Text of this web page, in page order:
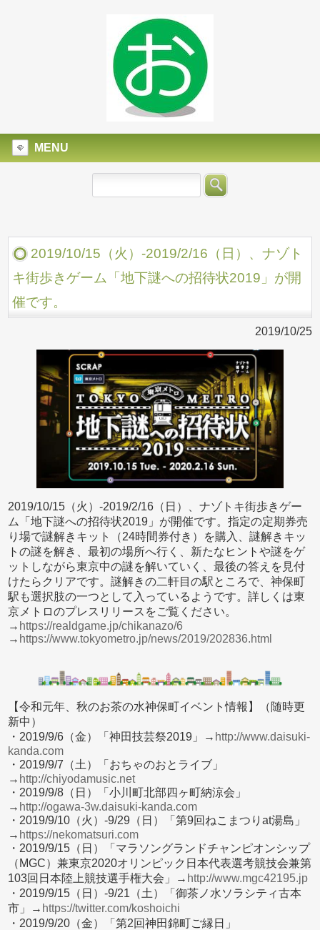
MENU
2019/10/15（火）-2019/2/16（日）、ナゾト
キ街歩きゲーム「地下謎への招待状2019」が開
催です。
2019/10/25
2019/10/15（火）-2019/2/16（日）、ナゾトキ街歩きゲー
ム「地下謎への招待状2019」が開催です。指定の定期券売
り場で謎解きキット（24時間券付き）を購入、謎解きキッ
トの謎を解き、最初の場所へ行く、新たなヒントや謎をゲ
ットしながら東京中の謎を解いていく、最後の答えを見付
けたらクリアです。謎解きの二軒目の駅ところで、神保町
駅も選択肢の一つとして入っているようです。詳しくは東
京メトロのプレスリリースをご覧ください。
→ https://realdgame.jp/chikanazo/6
→ https://www.tokyometro.jp/news/2019/202836.html
【令和元年、秋のお茶の水神保町イベント情報】（随時更
新中）
・2019/9/6（金）「神田技芸祭2019」→ http://www.daisuki-
kanda.com
・2019/9/7（土）「おちゃのおとライブ」
→ http://chiyodamusic.net
・2019/9/8（日）「小川町北部四ヶ町納涼会」
→ http://ogawa-3w.daisuki-kanda.com
・2019/9/10（火）-9/29（日）「第9回ねこまつりat湯島」
→ https://nekomatsuri.com
・2019/9/15（日）「マラソングランドチャンピオンシップ
（MGC）兼東京2020オリンピック日本代表選考競技会兼第
103回日本陸上競技選手権大会」→ http://www.mgc42195.jp
・2019/9/15（日）-9/21（土）「御茶ノ水ソラシティ古本
市」→ https://twitter.com/koshoichi
・2019/9/20（金）「第2回神田錦町ご縁日」